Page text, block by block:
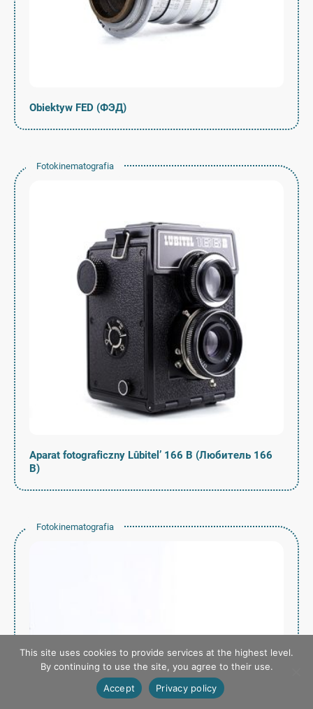
Obiektyw FED (ФЭД)
Fotokinematografia
Aparat fotograficzny Lûbitel’ 166 B (Любитель 166
B)
Fotokinematografia
This site uses cookies to provide services at the highest level.
By continuing to use the site, you agree to their use.
Accept
Privacy policy